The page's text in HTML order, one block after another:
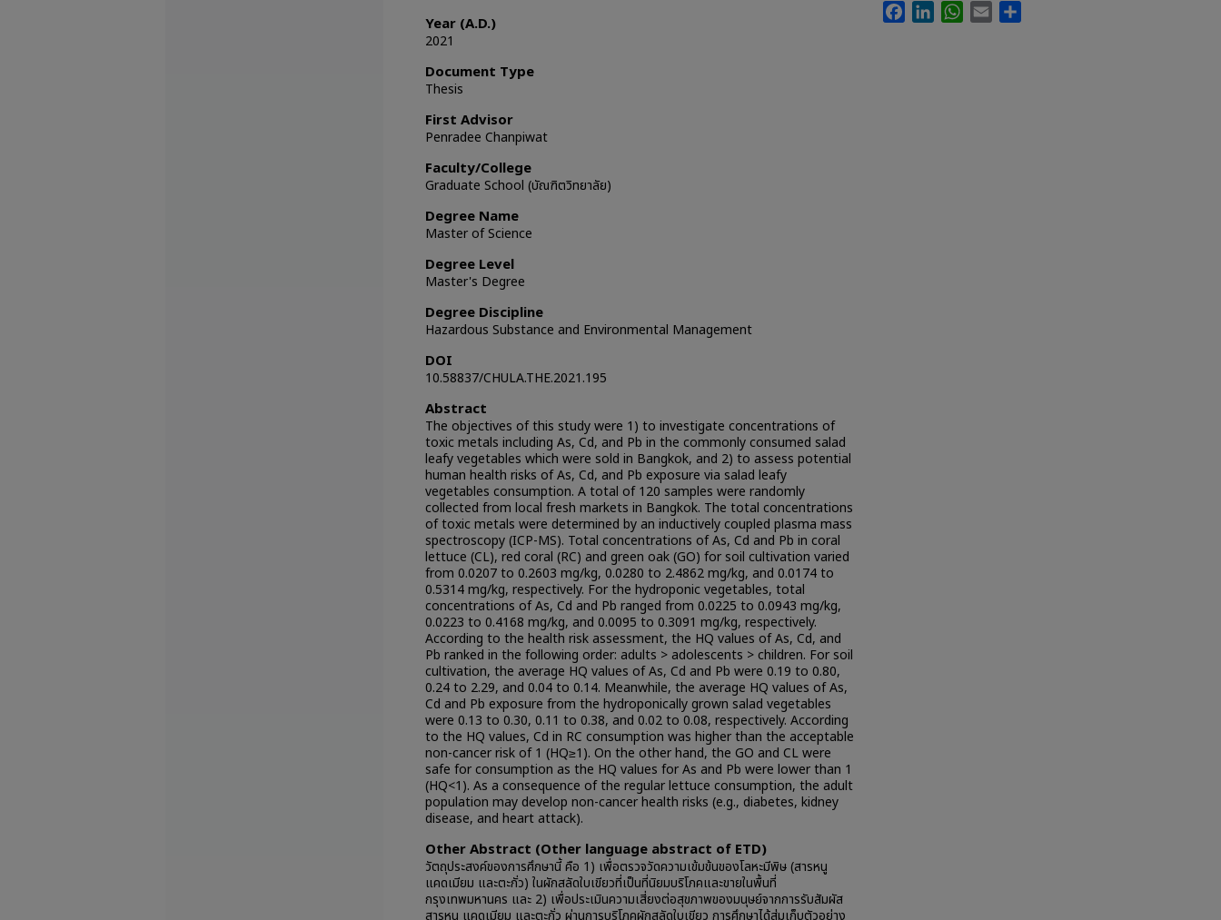
Year (A.D.)
2021
Document Type
Thesis
First Advisor
Penradee Chanpiwat
Faculty/College
Graduate School (บัณฑิตวิทยาลัย)
Degree Name
Master of Science
Degree Level
Master's Degree
Degree Discipline
Hazardous Substance and Environmental Management
DOI
10.58837/CHULA.THE.2021.195
Abstract
The objectives of this study were 1) to investigate concentrations of
toxic metals including As, Cd, and Pb in the commonly consumed salad
leafy vegetables which were sold in Bangkok, and 2) to assess potential
human health risks of As, Cd, and Pb exposure via salad leafy
vegetables consumption. A total of 120 samples were randomly
collected from local fresh markets in Bangkok. The total concentrations
of toxic metals were determined by an inductively coupled plasma mass
spectroscopy (ICP-MS). Total concentrations of As, Cd and Pb in coral
lettuce (CL), red coral (RC) and green oak (GO) for soil cultivation varied
from 0.0207 to 0.2603 mg/kg, 0.0280 to 2.4862 mg/kg, and 0.0174 to
0.5314 mg/kg, respectively. For the hydroponic vegetables, total
concentrations of As, Cd and Pb ranged from 0.0225 to 0.0943 mg/kg,
0.0223 to 0.4168 mg/kg, and 0.0095 to 0.3091 mg/kg, respectively.
According to the health risk assessment, the HQ values of As, Cd, and
Pb ranked in the following order: adults > adolescents > children. For soil
cultivation, the average HQ values of As, Cd and Pb were 0.19 to 0.80,
0.24 to 2.29, and 0.04 to 0.14. Meanwhile, the average HQ values of As,
Cd and Pb exposure from the hydroponically grown salad vegetables
were 0.13 to 0.30, 0.11 to 0.38, and 0.02 to 0.08, respectively. According
to the HQ values, Cd in RC consumption was higher than the acceptable
non-cancer risk of 1 (HQ≥1). On the other hand, the GO and CL were
safe for consumption as the HQ values for As and Pb were lower than 1
(HQ<1). As a consequence of the regular lettuce consumption, the adult
population may develop non-cancer health risks (e.g., diabetes, kidney
disease, and heart attack).
Other Abstract (Other language abstract of ETD)
วัตถุประสงค์ของการศึกษานี้ คือ 1) เพื่อตรวจวัดความเข้มข้นของโลหะมีพิษ (สารหนู
แคดเมียม และตะกั่ว) ในผักสลัดใบเขียวที่เป็นที่นิยมบริโภคและขายในพื้นที่
กรุงเทพมหานคร และ 2) เพื่อประเมินความเสี่ยงต่อสุขภาพของมนุษย์จากการรับสัมผัส
สารหนู แคดเมียม และตะกั่ว ผ่านการบริโภคผักสลัดใบเขียว การศึกษาได้สุ่มเก็บตัวอย่าง
FacebookLinkedInWhatsApp
Email